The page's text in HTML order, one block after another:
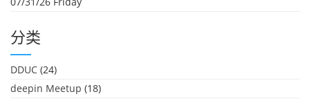
分类
DDUC (24)
deepin Meetup (18)